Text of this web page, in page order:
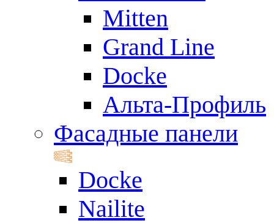
Mitten
Grand Line
Docke
Альта-Профиль
Фасадные панели
Docke
Nailite